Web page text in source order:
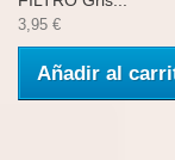
3,95 €
Añadir al